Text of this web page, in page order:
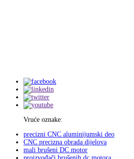
Vruće oznake:
precizni CNC aluminijumski deo
CNC precizna obrada dijelova
mali brušeni DC motor